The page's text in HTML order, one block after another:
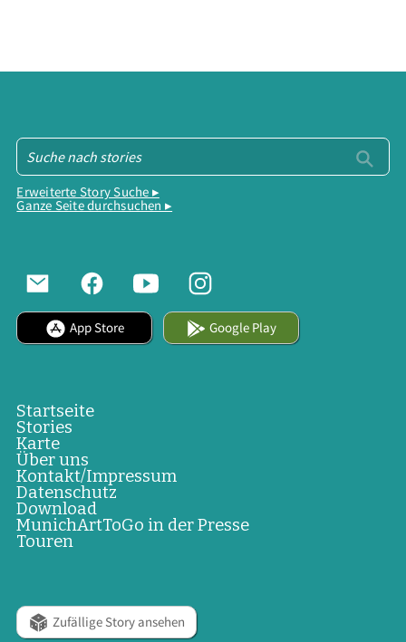
Erweiterte Story Suche ▸
Ganze Seite durchsuchen ▸
App Store Google Play
Startseite
Stories
Karte
Über uns
Kontakt/Impressum
Datenschutz
Download
MunichArtToGo in der Presse
Touren
Zufällige Story ansehen